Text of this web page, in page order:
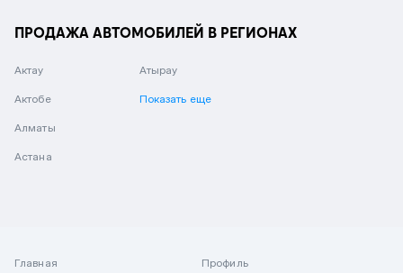
ПРОДАЖА АВТОМОБИЛЕЙ В РЕГИОНАХ
Актау
Актобе
Алматы
Астана
Атырау
Показать еще
Главная
Профиль